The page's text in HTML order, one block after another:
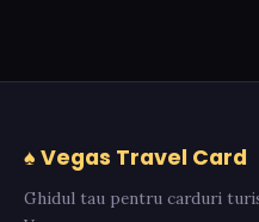
♠ Vegas Travel Card
Ghidul tau pentru carduri